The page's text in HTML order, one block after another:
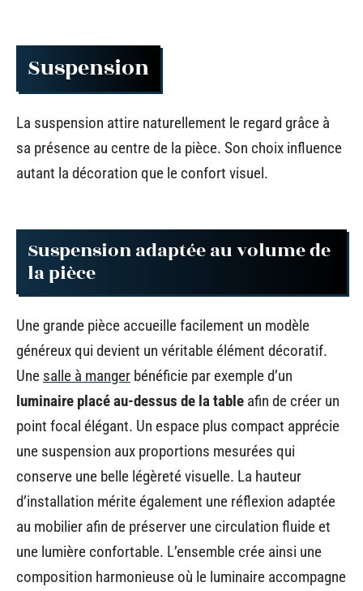
Suspension
La suspension attire naturellement le regard grâce à
sa présence au centre de la pièce. Son choix influence
autant la décoration que le confort visuel.
Suspension adaptée au volume de
la pièce
Une grande pièce accueille facilement un modèle
généreux qui devient un véritable élément décoratif.
Une salle à manger bénéficie par exemple d’un
luminaire placé au-dessus de la table afin de créer un
point focal élégant. Un espace plus compact apprécie
une suspension aux proportions mesurées qui
conserve une belle légèreté visuelle. La hauteur
d’installation mérite également une réflexion adaptée
au mobilier afin de préserver une circulation fluide et
une lumière confortable. L’ensemble crée ainsi une
composition harmonieuse où le luminaire accompagne